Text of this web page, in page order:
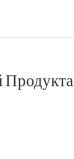
Продукта